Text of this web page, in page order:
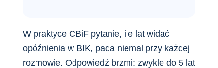
W praktyce CBiF pytanie, ile lat widać
opóźnienia w BIK, pada niemal przy każdej
rozmowie. Odpowiedź brzmi: zwykle do 5 lat